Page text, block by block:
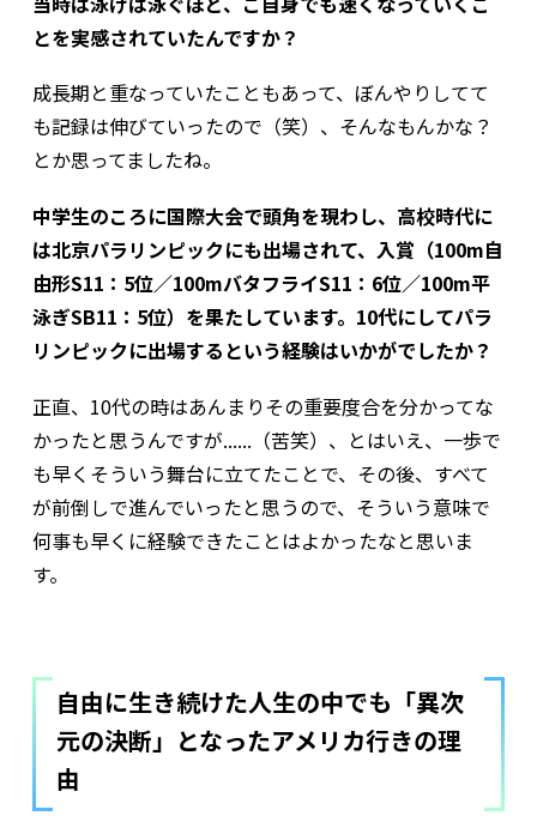
とを実感されていたんですか？
成長期と重なっていたこともあって、ぼんやりしてて
も記録は伸びていったので（笑）、そんなもんかな？
とか思ってましたね。
中学生のころに国際大会で頭角を現わし、高校時代に
は北京パラリンピックにも出場されて、入賞（100m自
由形S11：5位／100mバタフライS11：6位／100m平
泳ぎSB11：5位）を果たしています。10代にしてパラ
リンピックに出場するという経験はいかがでしたか？
正直、10代の時はあんまりその重要度合を分かってな
かったと思うんですが......（苦笑）、とはいえ、一歩で
も早くそういう舞台に立てたことで、その後、すべて
が前倒しで進んでいったと思うので、そういう意味で
何事も早くに経験できたことはよかったなと思いま
す。
自由に生き続けた人生の中でも「異次
元の決断」となったアメリカ行きの理
由